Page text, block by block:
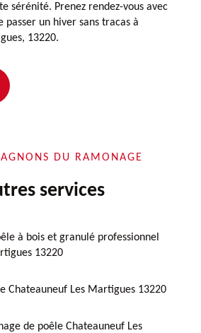
sérénité. Prenez rendez-vous avec
passer un hiver sans tracas à
13220.
DU RAMONAGE
services
à bois et granulé professionnel
13220
Chateauneuf Les Martigues 13220
de poêle Chateauneuf Les